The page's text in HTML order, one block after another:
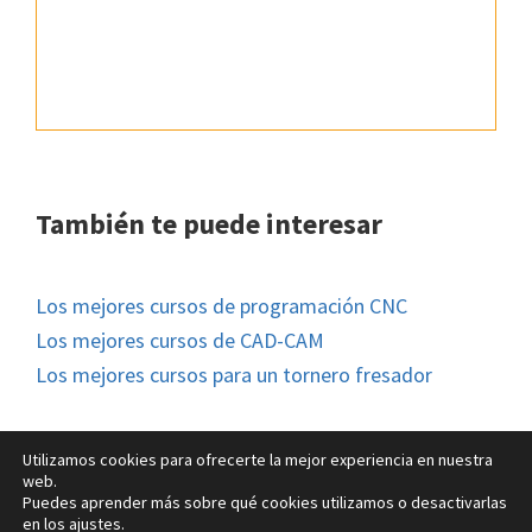
También te puede interesar
Los mejores cursos de programación CNC
Los mejores cursos de CAD-CAM
Los mejores cursos para un tornero fresador
© FM Formación 2026 |Aviso legal|Política de Cookies
Utilizamos cookies para ofrecerte la mejor experiencia en nuestra
web.
Puedes aprender más sobre qué cookies utilizamos o desactivarlas
en los ajustes.